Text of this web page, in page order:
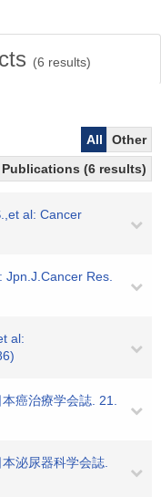
(6 results)
All
Other
Publications (6 results)
al: Cancer
Res.
al:
癌治療学会誌. 21.
泌尿器科学会誌.